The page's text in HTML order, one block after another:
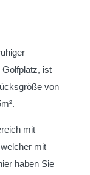
ist
von
mit
mit
haben Sie